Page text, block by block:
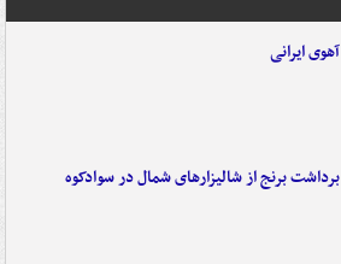
آهوی ایرانی
برداشت برنج از شالیزارهای شمال در سوادکوه